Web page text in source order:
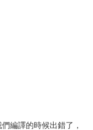
編譯的時候出錯了，